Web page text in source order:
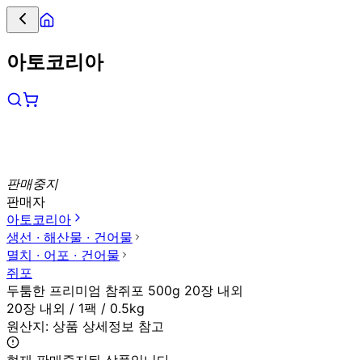
아토코리아
판매중지
판매자
아토코리아
생선 ∙ 해산물 ∙ 건어물
멸치 ∙ 어포 ∙ 건어물
쥐포
두툼한 프리미엄 참쥐포 500g 20장 내외
20장 내외 / 1팩 / 0.5kg
원산지: 상품 상세정보 참고